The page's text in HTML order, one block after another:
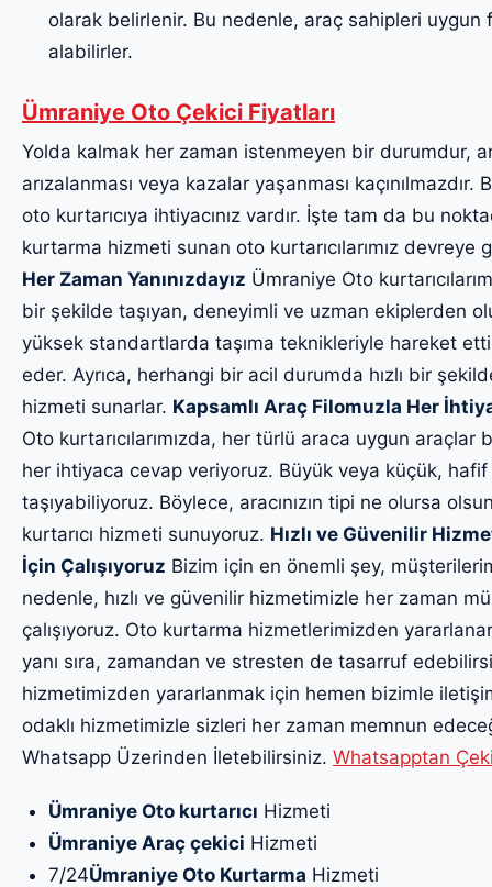
olarak belirlenir. Bu nedenle, araç sahipleri
alabilirler.
Ümraniye Oto Çekici Fiyatları
Yolda kalmak her zaman istenmeyen bir durumdur,
arızalanması veya kazalar yaşanması
oto kurtarıcıya ihtiyacınız vardır. İşte tam da bu
kurtarma hizmeti sunan oto kurtarıcılarımız devreye
Her Zaman Yanınızdayız Ümraniye Oto
bir şekilde taşıyan, deneyimli ve uzman ekiplerden
yüksek standartlarda taşıma teknikleriyle hareket
eder. Ayrıca, herhangi bir acil durumda hızlı bir
hizmeti sunarlar. Kapsamlı Araç Filomuzla Her
Oto kurtarıcılarımızda, her türlü araca uygun araçlar
her ihtiyaca cevap veriyoruz. Büyük veya küçük, hafif
taşıyabiliyoruz. Böylece, aracınızın tipi ne olursa
kurtarıcı hizmeti sunuyoruz. Hızlı ve Güvenilir
İçin Çalışıyoruz Bizim için en önemli şey,
nedenle, hızlı ve güvenilir hizmetimizle her zaman
çalışıyoruz. Oto kurtarma hizmetlerimizden
yanı sıra, zamandan ve stresten de tasarruf
hizmetimizden yararlanmak için hemen bizimle
odaklı hizmetimizle sizleri her zaman memnun
Whatsapp Üzerinden İletebilirsiniz. Whatsapptan
Ümraniye Oto kurtarıcı Hizmeti
Ümraniye Araç çekici Hizmeti
7/24Ümraniye Oto Kurtarma Hizmeti